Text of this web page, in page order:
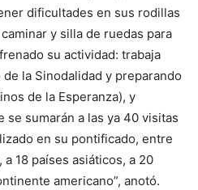
dificultades en sus rodillas
y silla de ruedas para
su actividad: trabaja
la Sinodalidad y preparando
de la Esperanza), y
se sumarán a las ya 40 visitas
en su pontificado, entre
18 países asiáticos, a 20
americano”, anotó.